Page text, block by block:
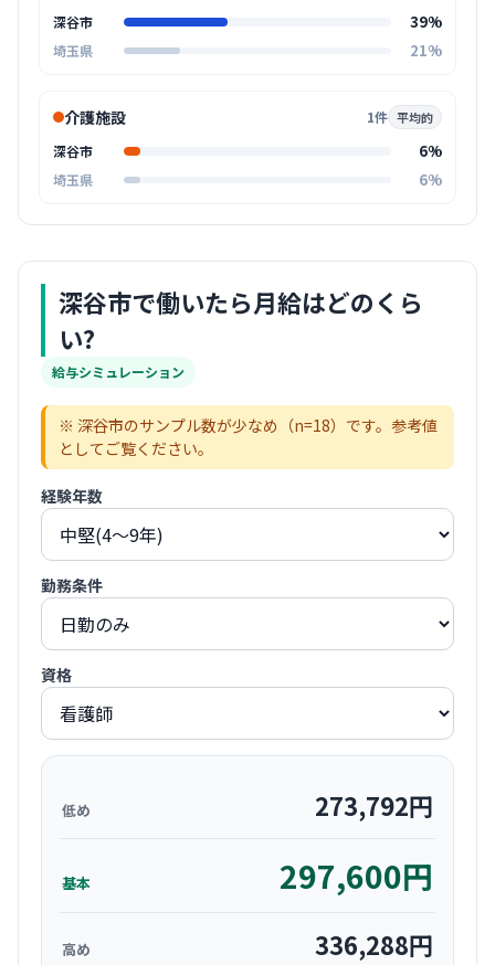
深谷市 39%
埼玉県 21%
介護施設 1件 平均的
深谷市 6%
埼玉県 6%
深谷市で働いたら月給はどのくら
い?
給与シミュレーション
※ 深谷市のサンプル数が少なめ（n=18）です。参考値
としてご覧ください。
経験年数
勤務条件
資格
低め 273,792円
基本 297,600円
高め 336,288円